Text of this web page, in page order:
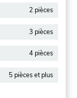
2 pièces
3 pièces
4 pièces
5 pièces et plus